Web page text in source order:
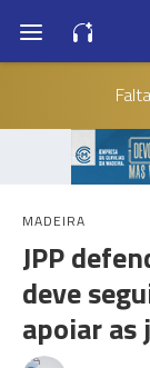
MADEIRA
JPP
deve
apoiar as